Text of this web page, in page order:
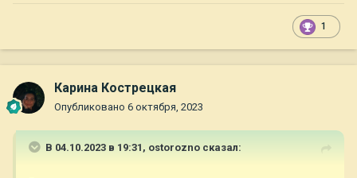
1
Карина Кострецкая
Опубликовано 6 октября, 2023
В 04.10.2023 в 19:31, ostorozno сказал: